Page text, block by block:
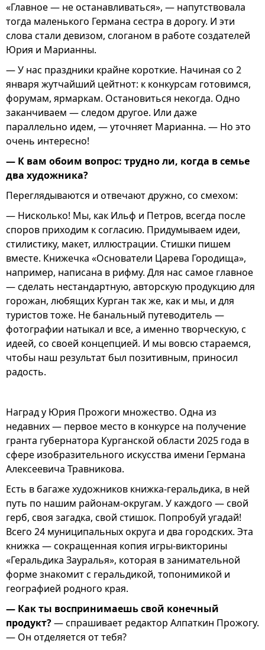
«Главное — не останавливаться», — напутствовала
тогда маленького Германа сестра в дорогу. И эти
слова стали девизом, слоганом в работе создателей
Юрия и Марианны.
— У нас праздники крайне короткие. Начиная со 2
января жутчайший цейтнот: к конкурсам готовимся,
форумам, ярмаркам. Остановиться некогда. Одно
заканчиваем — следом другое. Или даже
параллельно идем, — уточняет Марианна. — Но это
очень интересно!
— К вам обоим вопрос: трудно ли, когда в семье
два художника?
Переглядываются и отвечают дружно, со смехом:
— Нисколько! Мы, как Ильф и Петров, всегда после
споров приходим к согласию. Придумываем идеи,
стилистику, макет, иллюстрации. Стишки пишем
вместе. Книжечка «Основатели Царева Городища»,
например, написана в рифму. Для нас самое главное
— сделать нестандартную, авторскую продукцию для
горожан, любящих Курган так же, как и мы, и для
туристов тоже. Не банальный путеводитель —
фотографии натыкал и все, а именно творческую, с
идеей, со своей концепцией. И мы вовсю стараемся,
чтобы наш результат был позитивным, приносил
радость.
Наград у Юрия Прожоги множество. Одна из
недавних — первое место в конкурсе на получение
гранта губернатора Курганской области 2025 года в
сфере изобразительного искусства имени Германа
Алексеевича Травникова.
Есть в багаже художников книжка-геральдика, в ней
путь по нашим районам-округам. У каждого — свой
герб, своя загадка, свой стишок. Попробуй угадай!
Всего 24 муниципальных округа и два городских. Эта
книжка — сокращенная копия игры-викторины
«Геральдика Зауралья», которая в занимательной
форме знакомит с геральдикой, топонимикой и
географией родного края.
— Как ты воспринимаешь свой конечный
продукт?— спрашивает редактор Алпаткин Прожогу.
— Он отделяется от тебя?